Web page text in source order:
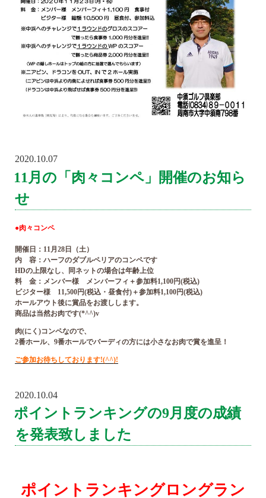
POSTED
2020.10.07
11月の「肉々コンペ」開催のお知ら
せ
●肉々コンペ
開催日：11月28日（土）
内 容：ハーフのダブルペリアのコンペです
HDの上限なし、同ネットの場合は年齢上位
料 金：メンバー様 メンバーフィ＋参加料1,100円(税込)
ビジター様 11,500円(税込・昼食付)＋参加料1,100円(税込)
ホールアウト後に賞品をお渡しします。
商品は当然お肉です(*^^)v
肉(にく)コンペなので、
2番ホール、9番ホールでバーディの方には小さなお肉で賞を進呈！
ご参加お待ちしております!(^^)!
POSTED
ON
2020.10.04
ポイントランキングの9月度の成績
を発表致しました
ポイントランキングロングラン